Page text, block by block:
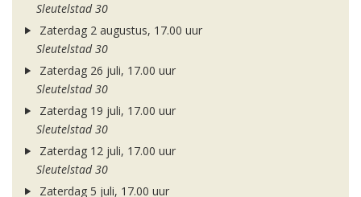
Sleutelstad 30
Zaterdag 2 augustus, 17.00 uur
Sleutelstad 30
Zaterdag 26 juli, 17.00 uur
Sleutelstad 30
Zaterdag 19 juli, 17.00 uur
Sleutelstad 30
Zaterdag 12 juli, 17.00 uur
Sleutelstad 30
Zaterdag 5 juli, 17.00 uur